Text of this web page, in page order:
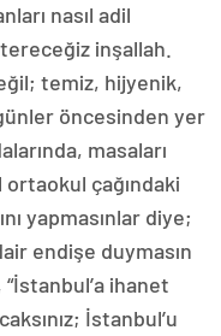
nasıl adil
inşallah.
temiz, hijyenik,
öncesinden yer
masaları
ortaokul çağındaki
yapmasınlar diye;
endişe duymasın
“İstanbul’a ihanet
İstanbul’u